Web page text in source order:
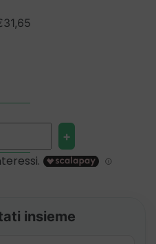
31,65
€31,65
+
insieme